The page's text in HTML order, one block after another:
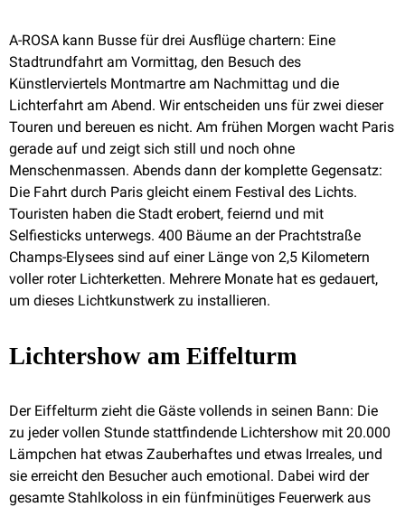
A-ROSA kann Busse für drei Ausflüge chartern: Eine
Stadtrundfahrt am Vormittag, den Besuch des
Künstlerviertels Montmartre am Nachmittag und die
Lichterfahrt am Abend. Wir entscheiden uns für zwei dieser
Touren und bereuen es nicht. Am frühen Morgen wacht Paris
gerade auf und zeigt sich still und noch ohne
Menschenmassen. Abends dann der komplette Gegensatz:
Die Fahrt durch Paris gleicht einem Festival des Lichts.
Touristen haben die Stadt erobert, feiernd und mit
Selfiesticks unterwegs. 400 Bäume an der Prachtstraße
Champs-Elysees sind auf einer Länge von 2,5 Kilometern
voller roter Lichterketten. Mehrere Monate hat es gedauert,
um dieses Lichtkunstwerk zu installieren.
Lichtershow am Eiffelturm
Der Eiffelturm zieht die Gäste vollends in seinen Bann: Die
zu jeder vollen Stunde stattfindende Lichtershow mit 20.000
Lämpchen hat etwas Zauberhaftes und etwas Irreales, und
sie erreicht den Besucher auch emotional. Dabei wird der
gesamte Stahlkoloss in ein fünfminütiges Feuerwerk aus